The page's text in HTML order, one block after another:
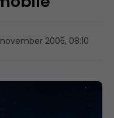
2005, 08:10